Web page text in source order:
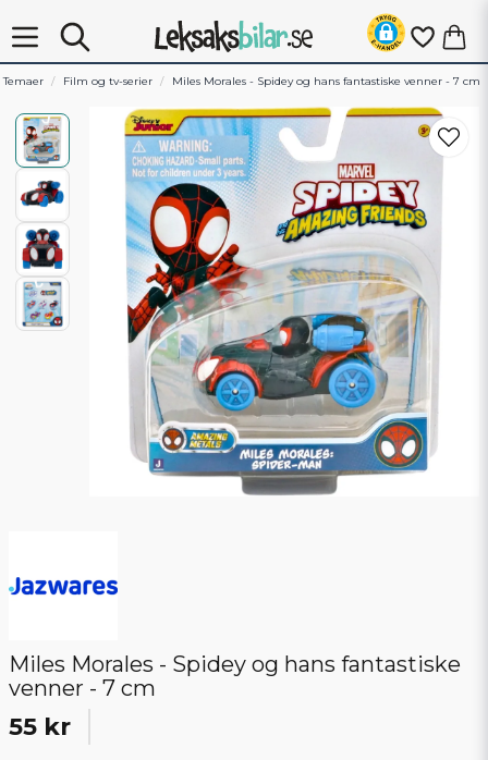
Temaer Film og tv-serier Miles Morales - Spidey og hans fantastiske venner - 7 cm
Miles Morales - Spidey og hans fantastiske
venner - 7 cm
55 kr